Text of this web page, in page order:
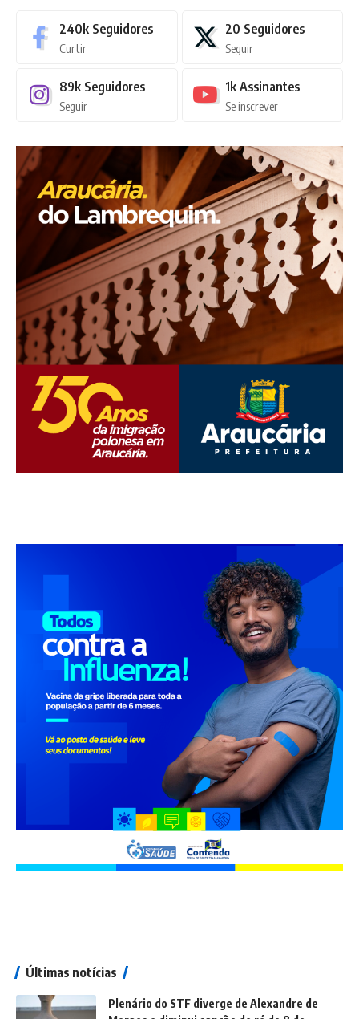
240k Seguidores
Curtir
20 Seguidores
Seguir
89k Seguidores
Seguir
1k Assinantes
Se inscrever
Últimas notícias
Plenário do STF diverge de Alexandre de